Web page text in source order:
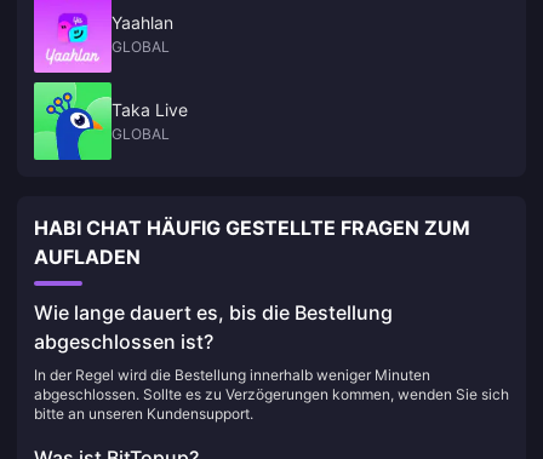
Yaahlan
GLOBAL
Taka Live
GLOBAL
HABI CHAT HÄUFIG GESTELLTE FRAGEN ZUM
AUFLADEN
Wie lange dauert es, bis die Bestellung
abgeschlossen ist?
In der Regel wird die Bestellung innerhalb weniger Minuten
abgeschlossen. Sollte es zu Verzögerungen kommen, wenden Sie sich
bitte an unseren Kundensupport.